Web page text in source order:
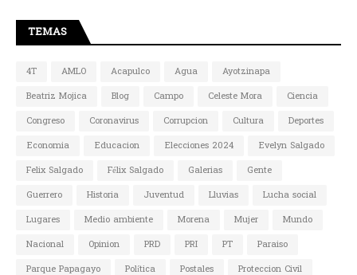
TEMAS
4T AMLO Acapulco Agua
Ayotzinapa
Beatriz Mojica
Blog Campo Celeste Mora
Ciencia
Congreso
Coronavirus Corrupcion Cultura
Deportes
Economia
Educacion Elecciones 2024
Evelyn Salgado
Felix Salgado
Félix Salgado Galerias
Gente
Guerrero
Historia Juventud Lluvias
Lucha social
Lugares
Medio ambiente Morena Mujer
Mundo
Nacional
Opinion PRD PRI PT
Paraiso
Parque Papagayo
Política Postales
Proteccion Civil